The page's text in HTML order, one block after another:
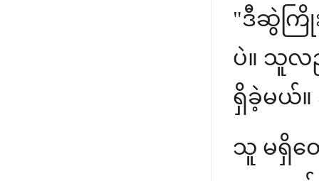
"ဒီဆွဲက
ပဲ။ သူလ
ရှိခဲ့မယ်
သူ မရှိတ